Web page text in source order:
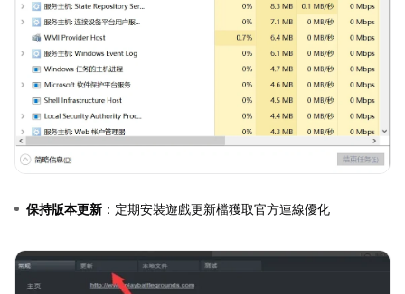
保持版本更新 ：定期安裝遊戲更新檔獲取官方連線優化